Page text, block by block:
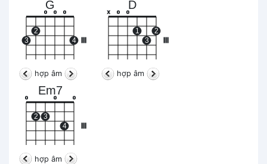
G
III
3
2
o o o
4
hợp âm
D
x o o
1
3
2
hợp âm
Em7
III
o
2 3
o
4
o
hợp âm